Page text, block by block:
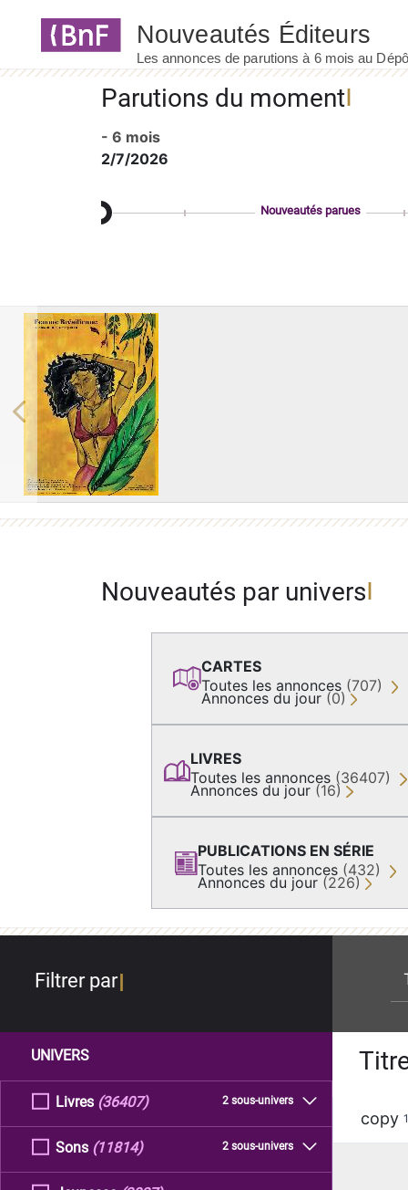
Parutions du moment
- 6 mois
2/7/2026
Nouveautés parues
Previous
Nouveautés par univers
CARTES
Toutes les annonces (707)
Annonces du jour (0)
LIVRES
Toutes les annonces (36407)
Annonces du jour (16)
PUBLICATIONS EN SÉRIE
Toutes les annonces (432)
Annonces du jour (226)
Filtrer par
UNIVERS
Livres 2 sous-univers
(36407)
Sons 2 sous-univers
(11814)
copy